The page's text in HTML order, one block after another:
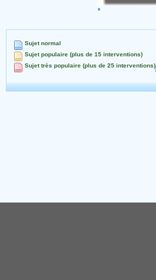
»
Sujet normal
Sujet populaire (plus de 15 interventions)
Sujet très populaire (plus de 25 interventions)